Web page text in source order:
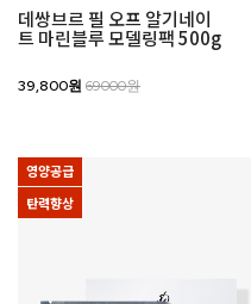
데쌍브르 필 오프 알기네이
트 마린블루 모델링팩 500g
39,800원 69000원
영양공급
탄력향상